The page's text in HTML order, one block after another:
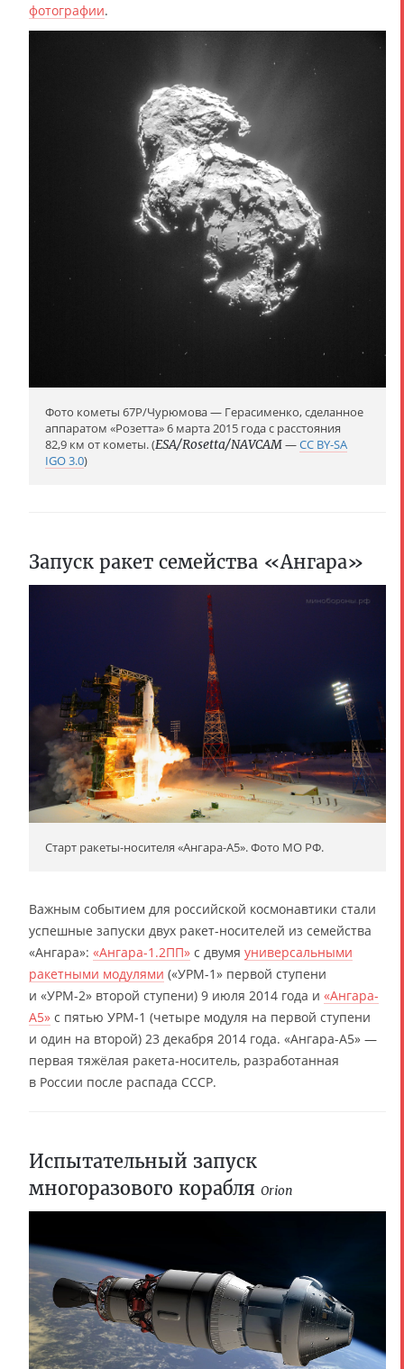
фотографии.
Фото кометы 67P/Чурюмова — Герасименко, сделанное
аппаратом «Розетта» 6 марта 2015 года с расстояния
82,9 км от кометы. (ESA/Rosetta/NAVCAM—CC BY-SA
IGO 3.0)
Запуск ракет семейства «Ангара»
Старт ракеты-носителя «Ангара-А5». Фото МО РФ.
Важным событием для российской космонавтики стали
успешные запуски двух ракет-носителей из семейства
«Ангара»: «Ангара-1.2ПП» с двумя универсальными
ракетными модулями («УРМ-1» первой ступени
и «УРМ-2» второй ступени) 9 июля 2014 года и «Ангара-
А5» с пятью УРМ-1 (четыре модуля на первой ступени
и один на второй) 23 декабря 2014 года. «Ангара-А5» —
первая тяжёлая ракета-носитель, разработанная
в России после распада СССР.
Испытательный запуск
многоразового корабля Orion